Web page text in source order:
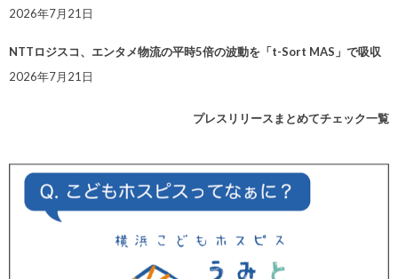
2026年7月21日
NTTロジスコ、エンタメ物流の平時5倍の波動を「t-Sort MAS」で吸収
2026年7月21日
プレスリリースまとめてチェック一覧